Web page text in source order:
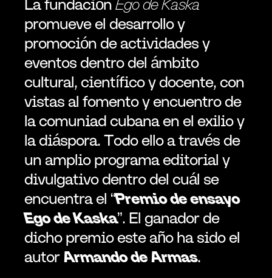
La fundación Ego de Kaska
promueve el desarrollo y
promoción de actividades y
eventos dentro del ámbito
cultural, científico y docente, con
vistas al fomento y encuentro de
la comuniad cubana en el exilio y
la diáspora. Todo ello a través de
un amplio programa editorial y
divulgativo dentro del cuál se
encuentra el “Premio de ensayo
Ego de Kaska”. El ganador de
dicho premio este año ha sido el
autor Armando de Armas.